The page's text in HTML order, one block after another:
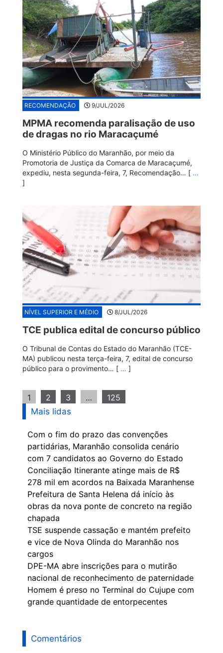
RECOMENDAÇÃO 9/JUL/2026
MPMA recomenda paralisação de uso
de dragas no rio Maracaçumé
O Ministério Público do Maranhão, por meio da
Promotoria de Justiça da Comarca de Maracaçumé,
expediu, nesta segunda-feira, 7, Recomendação… [ …
]
NÍVEL SUPERIOR E MÉDIO 8/JUL/2026
TCE publica edital de concurso público
O Tribunal de Contas do Estado do Maranhão (TCE-
MA) publicou nesta terça-feira, 7, edital de concurso
público para o provimento… [ … ]
1 2 3 …
125
Mais lidas
Com o fim do prazo das convenções
partidárias, Maranhão consolida cenário
com 7 candidatos ao Governo do Estado
Conciliação Itinerante atinge mais de R$
278 mil em acordos na Baixada Maranhense
Prefeitura de Santa Helena dá início às
obras da nova ponte de concreto na região
chapada
TSE suspende cassação e mantém prefeito
e vice de Nova Olinda do Maranhão nos
cargos
DPE-MA abre inscrições para o mutirão
nacional de reconhecimento de paternidade
Homem é preso no Terminal do Cujupe com
grande quantidade de entorpecentes
Comentários